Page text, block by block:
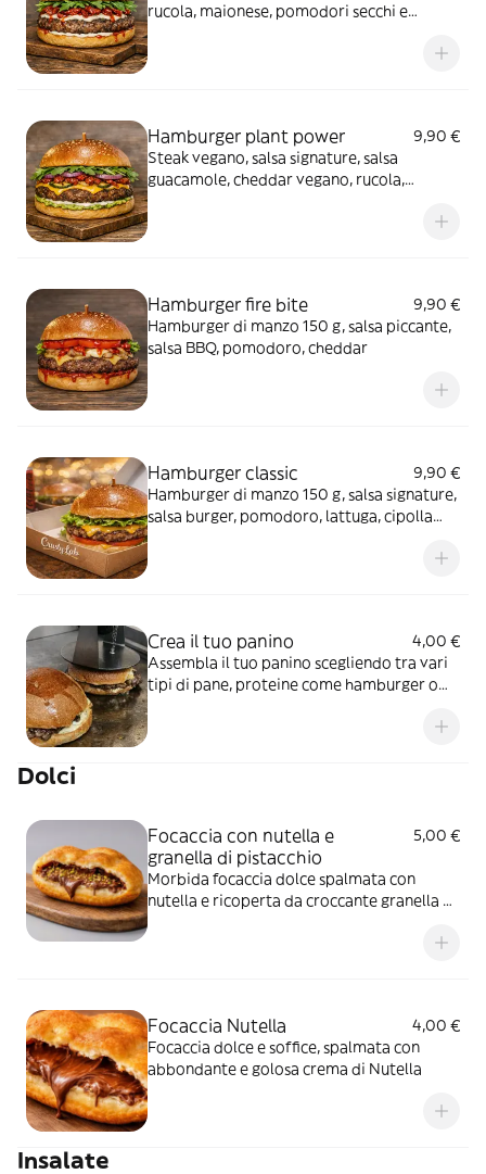
rucola, maionese, pomodori secchi e
Hamburger plant power
9,90 €
Steak vegano, salsa signature, salsa
guacamole, cheddar vegano, rucola,
Hamburger fire bite
9,90 €
Hamburger di manzo 150 g, salsa piccante,
salsa BBQ, pomodoro, cheddar
Hamburger classic
9,90 €
Hamburger di manzo 150 g, salsa signature,
salsa burger, pomodoro, lattuga, cipolla
Crea il tuo panino
4,00 €
Assembla il tuo panino scegliendo tra vari
tipi di pane, proteine come hamburger o
Dolci
Focaccia con nutella e
granella di pistacchio
5,00 €
Morbida focaccia dolce spalmata con
nutella e ricoperta da croccante granella di
Focaccia Nutella
4,00 €
Focaccia dolce e soffice, spalmata con
abbondante e golosa crema di Nutella
Insalate